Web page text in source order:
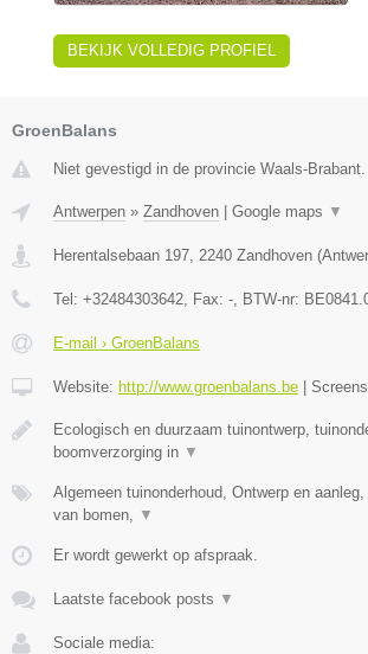
BEKIJK VOLLEDIG PROFIEL
GroenBalans
Niet gevestigd in de provincie Waals-Brabant.
Antwerpen » Zandhoven Google maps ▼
Herentalsebaan 197, 2240 Zandhoven (
Tel: +32484303642, Fax: -, BTW-nr:
E-mail › GroenBalans
Website: http://www.groenbalans.be
Ecologisch en duurzaam tuinontwerp,
boomverzorging in ▼
Algemeen tuinonderhoud, Ontwerp en
van bomen, ▼
Er wordt gewerkt op afspraak.
Laatste facebook posts ▼
Sociale media: